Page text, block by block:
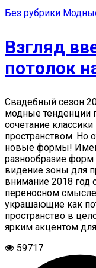
Без рубрики
Взгляд
потолок
Свадебный сезон
модные тенденции
сочетание
пространством. Но
новые формы!
разнообразие
видение зоны для
внимание 2018 год
переносном
украшающие как
пространство в
ярким акцентом
59717